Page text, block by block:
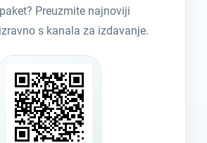
Preuzmite najnoviji
s kanala za izdavanje.